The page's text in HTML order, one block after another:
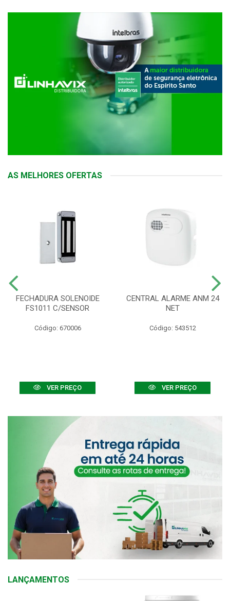
AS MELHORES OFERTAS
FECHADURA SOLENOIDE
FS1011 C/SENSOR
Código: 670006
VER PREÇO
CENTRAL ALARME ANM 24
NET
Código: 543512
VER PREÇO
LANÇAMENTOS